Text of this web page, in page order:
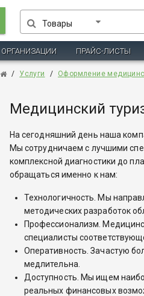
Товары
ОРГАНИЗАЦИИ ПРАЙС-ЛИСТЫ
/ Услуги / Оформление
Медицинский
На сегодняшний день наша
Мы сотрудничаем с лучшими
комплексной диагностики до
обращаться именно к нам:
Технологичность. Мы
методических разработок
Профессионализм.
специалисты
Оперативность. Зачастую
медлительна.
Доступность. Мы ищем
реальных финансовых